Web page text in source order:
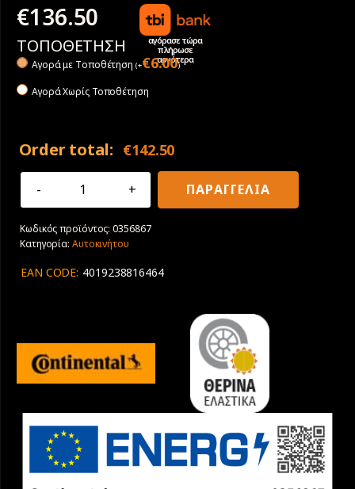
€136.50
αγόρασε τώρα
πλήρωσε
αργότερα
ΤΟΠΟΘΕΤΗΣΗ
Αγορά με Tοποθέτηση (+€6.00)
Αγορά Χωρίς Τοποθέτηση
Order total: €142.50
225/65R17
ContiPremiumContact
5
4x4
ΠΑΡΑΓΓΕΛΙΑ
Κωδικός προϊόντος:0356867
Κατηγορία: Αυτοκινήτου
EAN CODE: 4019238816464